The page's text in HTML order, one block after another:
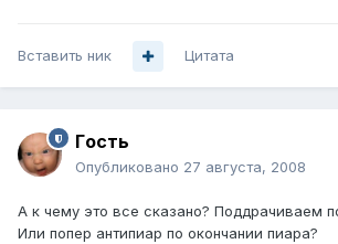
Вставить ник Цитата
Гoсть
Опубликовано 27 августа, 2008
А к чему это все сказано? Поддрачиваем
Или попер антипиар по окончании пиара?